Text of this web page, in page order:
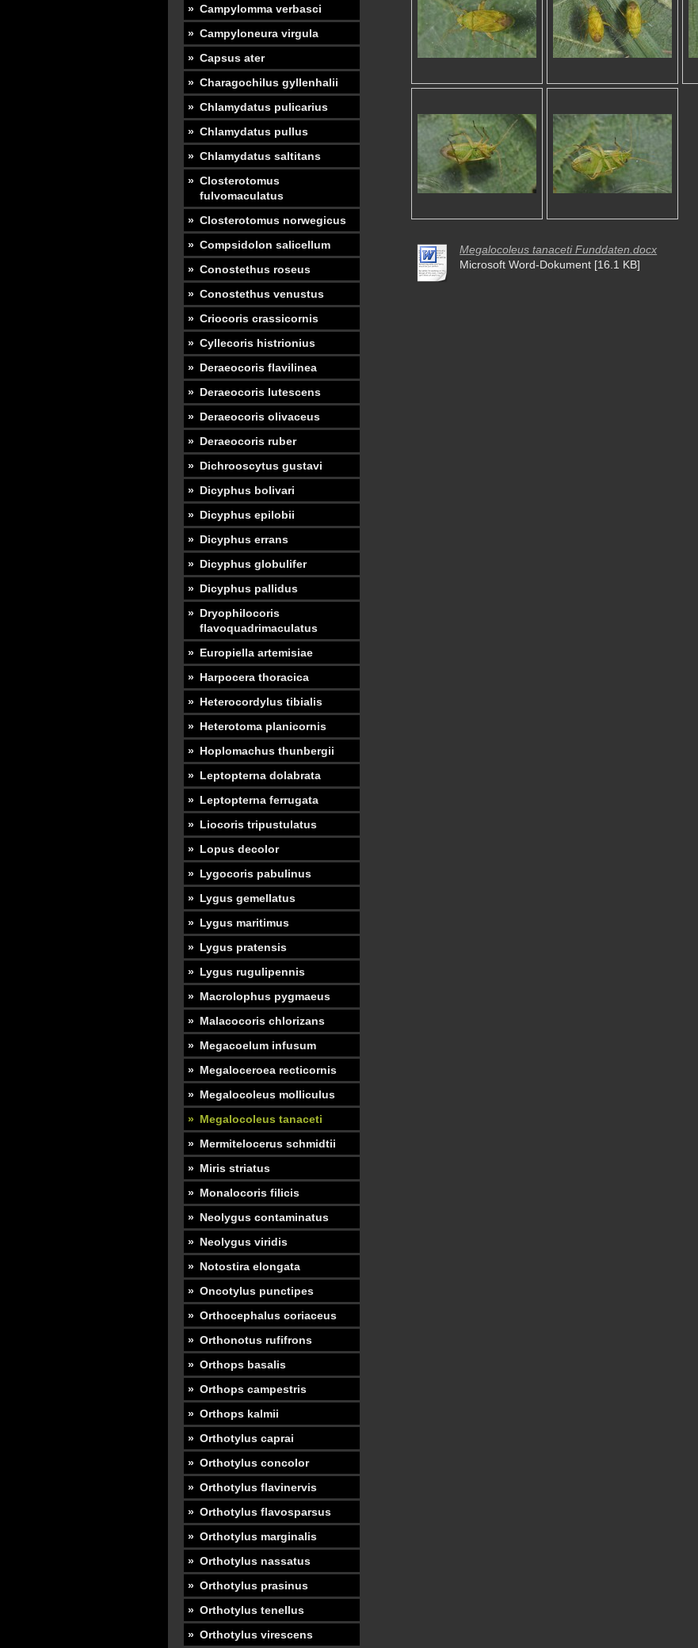
Megalocoleus tanaceti Funddaten.docx
Microsoft Word-Dokument [16.1 KB]
Campylomma verbasci
Campyloneura virgula
Capsus ater
Charagochilus gyllenhalii
Chlamydatus pulicarius
Chlamydatus pullus
Chlamydatus saltitans
Closterotomus
fulvomaculatus
Closterotomus norwegicus
Compsidolon salicellum
Conostethus roseus
Conostethus venustus
Criocoris crassicornis
Cyllecoris histrionius
Deraeocoris flavilinea
Deraeocoris lutescens
Deraeocoris olivaceus
Deraeocoris ruber
Dichrooscytus gustavi
Dicyphus bolivari
Dicyphus epilobii
Dicyphus errans
Dicyphus globulifer
Dicyphus pallidus
Dryophilocoris
flavoquadrimaculatus
Europiella artemisiae
Harpocera thoracica
Heterocordylus tibialis
Heterotoma planicornis
Hoplomachus thunbergii
Leptopterna dolabrata
Leptopterna ferrugata
Liocoris tripustulatus
Lopus decolor
Lygocoris pabulinus
Lygus gemellatus
Lygus maritimus
Lygus pratensis
Lygus rugulipennis
Macrolophus pygmaeus
Malacocoris chlorizans
Megacoelum infusum
Megaloceroea recticornis
Megalocoleus molliculus
Megalocoleus tanaceti
Mermitelocerus schmidtii
Miris striatus
Monalocoris filicis
Neolygus contaminatus
Neolygus viridis
Notostira elongata
Oncotylus punctipes
Orthocephalus coriaceus
Orthonotus rufifrons
Orthops basalis
Orthops campestris
Orthops kalmii
Orthotylus caprai
Orthotylus concolor
Orthotylus flavinervis
Orthotylus flavosparsus
Orthotylus marginalis
Orthotylus nassatus
Orthotylus prasinus
Orthotylus tenellus
Orthotylus virescens